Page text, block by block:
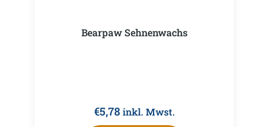
Bearpaw Sehnenwachs
€5,78 inkl. Mwst.